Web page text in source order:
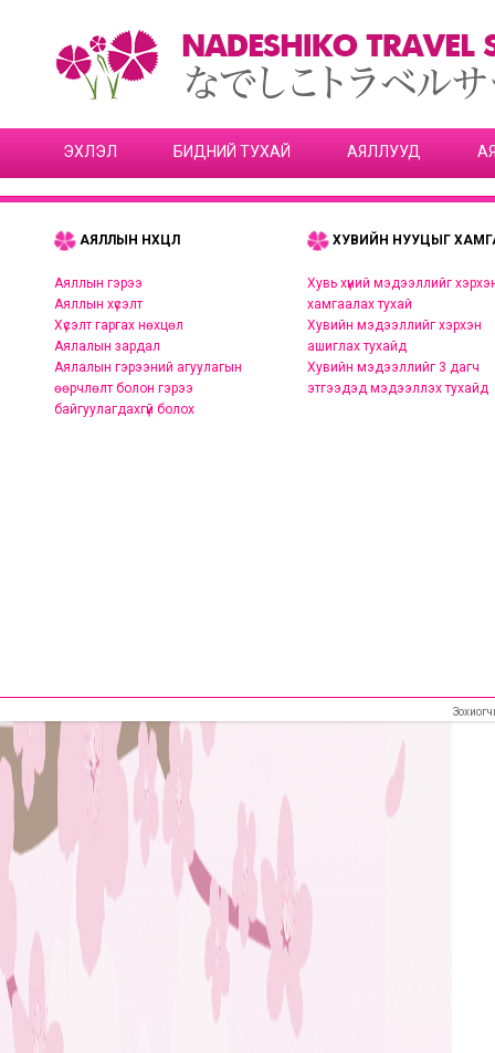
ЭХЛЭЛ БИДНИЙ ТУХАЙ АЯЛЛУУД
АЯЛЛЫН НӨХЦӨЛ
Аяллын гэрээ
Аяллын хүсэлт
Хүсэлт гаргах нөхцөл
Аялалын зардал
Аялалын гэрээний агуулагын
өөрчлөлт болон гэрээ
байгуулагдахгүй болох
ХУВИЙН НУУЦЫГ
Хувь хүний мэдээллийг
хамгаалах тухай
Хувийн мэдээллийг хэрхэн
ашиглах тухайд
Хувийн мэдээллийг 3 дагч
этгээдэд мэдээллэх тухайд